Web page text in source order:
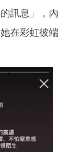
訊息」，內
在彩虹彼端